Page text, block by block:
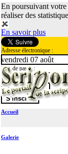
En poursuivant
réaliser des
En savoir plus
Adresse électronique :
Mot de passe :
vendredi 07 août
Accueil
Galerie